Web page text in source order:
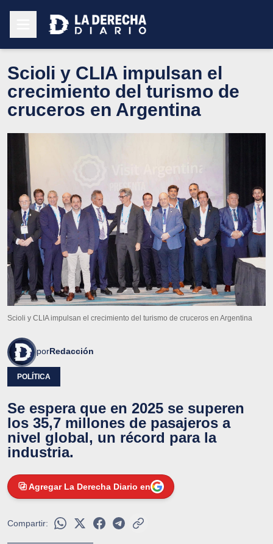
Scioli y CLIA impulsan el
crecimiento del turismo de
cruceros en Argentina
Scioli y CLIA impulsan el crecimiento del turismo de cruceros en Argentina
porRedacción
POLÍTICA
Se espera que en 2025 se superen
los 35,7 millones de pasajeros a
nivel global, un récord para la
industria.
Agregar La Derecha Diario en
Compartir: